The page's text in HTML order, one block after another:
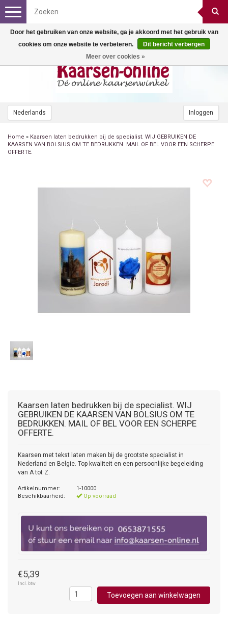
Nederlands Inloggen
Toggle
navigation
Home » Kaarsen laten bedrukken bij de specialist. WIJ GEBRUIKEN DE
KAARSEN VAN BOLSIUS OM TE BEDRUKKEN. MAIL OF BEL VOOR EEN SCHERPE
OFFERTE.
Kaarsen laten bedrukken bij de specialist. WIJ
GEBRUIKEN DE KAARSEN VAN BOLSIUS OM TE
BEDRUKKEN. MAIL OF BEL VOOR EEN SCHERPE
OFFERTE.
Kaarsen met tekst laten maken bij de grootste specialist in
Nederland en Belgie. Top kwaliteit en een persoonlijke begeleiding
van A tot Z.
Artikelnummer:
1-10000
Beschikbaarheid:
Op voorraad
€5,39
Incl. btw
Toevoegen aan winkelwagen
Door het gebruiken van onze website, ga je akkoord met het gebruik van
cookies om onze website te verbeteren.
Dit bericht verbergen
Meer over cookies »